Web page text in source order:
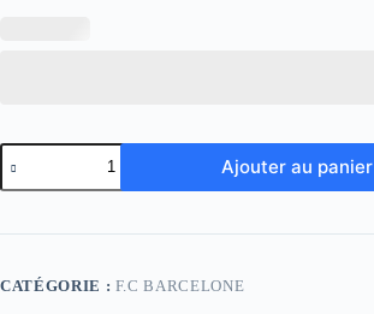
quantité
de
Barcelona
Gold
Ajouter au panier
CATÉGORIE : F.C BARCELONE